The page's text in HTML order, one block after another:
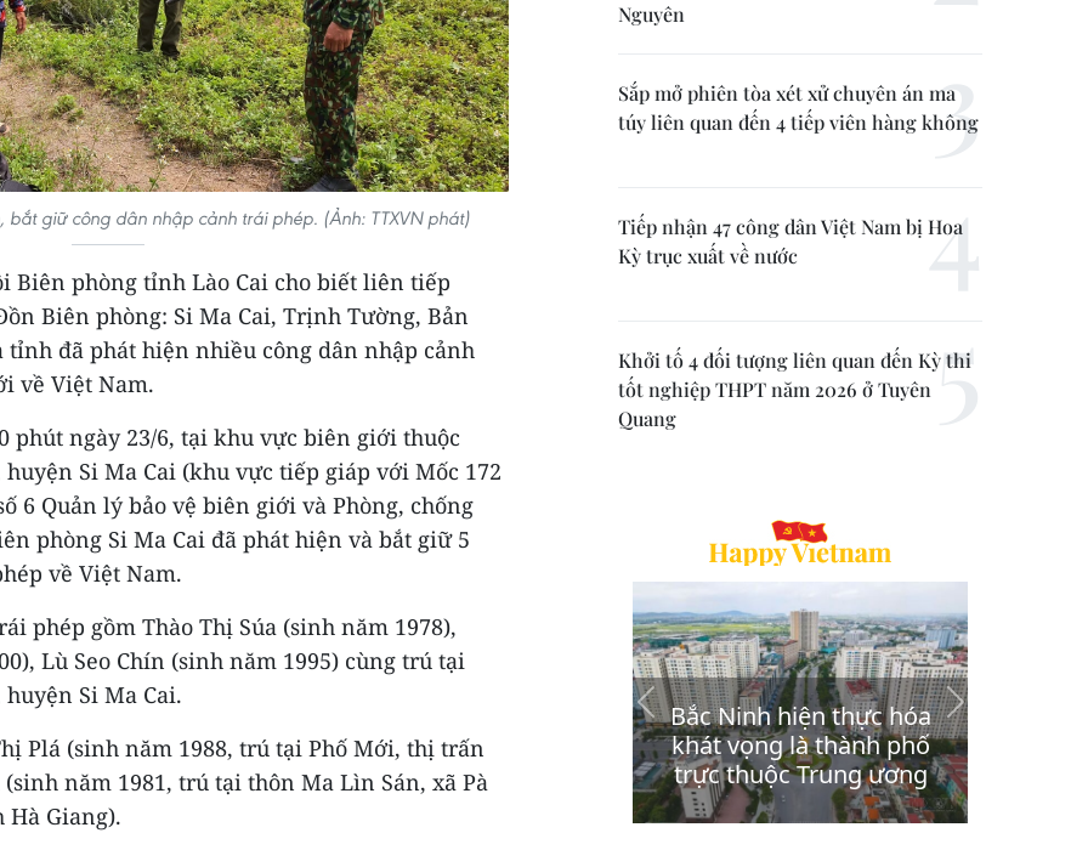
giữ công dân nhập cảnh trái phép. (Ảnh: TTXVN phát)
Biên phòng tỉnh Lào Cai cho biết liên tiếp
Biên phòng: Si Ma Cai, Trịnh Tường, Bản
đã phát hiện nhiều công dân nhập cảnh
về Việt Nam.
phút ngày 23/6, tại khu vực biên giới thuộc
Si Ma Cai (khu vực tiếp giáp với Mốc 172
6 Quản lý bảo vệ biên giới và Phòng, chống
phòng Si Ma Cai đã phát hiện và bắt giữ 5
về Việt Nam.
phép gồm Thào Thị Súa (sinh năm 1978),
Lù Seo Chín (sinh năm 1995) cùng trú tại
Si Ma Cai.
Plá (sinh năm 1988, trú tại Phố Mới, thị trấn
(sinh năm 1981, trú tại thôn Ma Lìn Sán, xã Pà
Hà Giang).
Nguyên
Sắp mở phiên tòa xét xử chuyên án ma
túy liên quan đến 4 tiếp viên hàng không
Tiếp nhận 47 công dân Việt Nam bị Hoa
Kỳ trục xuất về nước
Khởi tố 4 đối tượng liên quan đến Kỳ thi
tốt nghiệp THPT năm 2026 ở Tuyên
Quang